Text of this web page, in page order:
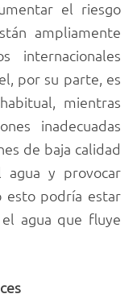
el riesgo
ampliamente
internacionales
por su parte, es
mientras
inadecuadas
de baja calidad
y provocar
esto podría estar
agua que fluye